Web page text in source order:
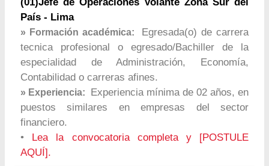
País - Lima
» Formación académica:
Egresada(o) de carrera
tecnica profesional o egresado/Bachiller de la
especialidad de Administración, Economía,
Contabilidad o carreras afines.
» Experiencia:
Experiencia mínima de 02 años, en
puestos similares en empresas del sector
financiero.
•
Lea la convocatoria completa y [POSTULE
AQUÍ].